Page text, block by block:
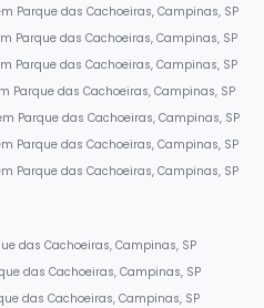
Parque das Cachoeiras, Campinas, SP
Parque das Cachoeiras, Campinas, SP
Parque das Cachoeiras, Campinas, SP
Parque das Cachoeiras, Campinas, SP
Parque das Cachoeiras, Campinas, SP
Parque das Cachoeiras, Campinas, SP
Parque das Cachoeiras, Campinas, SP
das Cachoeiras, Campinas, SP
das Cachoeiras, Campinas, SP
das Cachoeiras, Campinas, SP